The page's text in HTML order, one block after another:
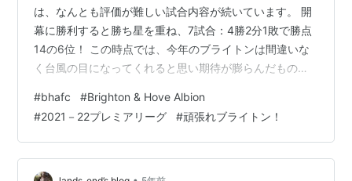
は、なんとも評価が難しい試合内容が続いています。 開
幕に勝利すると勝ち星を重ね、7試合：4勝2分1敗で勝点
14の6位！ この時点では、今年のブライトンは間違いな
く台風の目になってくれると思い期待が膨らんだもの
なく、昨年までの得点欠乏症が再発しているような気が
して心配だと書いたところ・・・ 第8節は最下位相手に
まさかのスコアレスドロー！！ 大いに順位が下がるかと
思ったら・・・8試合：4勝3分1敗：勝点15の4位！ なん
#bhafc #Brighton & Hove Albion
#2021－22プレミアリーグ #頑張れブライトン！